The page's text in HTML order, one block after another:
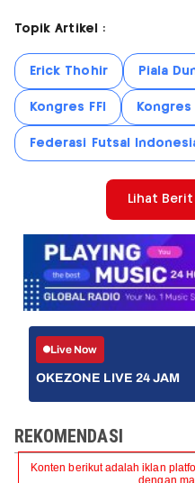
Topik Artikel :
Erick Thohir Piala
Kongres FFI Kongres
Federasi Futsal
Lihat
Live Now
OKEZONE LIVE 24 JAM